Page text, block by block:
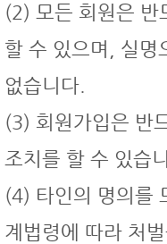
(2) 모든 회원은 반
할 수 있으며, 실명
없습니다.
(3) 회원가입은 반
조치를 할 수 있습
(4) 타인의 명의를
계법령에 따라 처